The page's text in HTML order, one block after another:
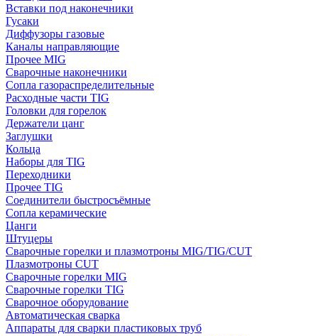
Вставки под наконечники
Гусаки
Диффузоры газовые
Каналы направляющие
Прочее MIG
Сварочные наконечники
Сопла газораспределительные
Расходные части TIG
Головки для горелок
Держатели цанг
Заглушки
Кольца
Наборы для TIG
Переходники
Прочее TIG
Соединители быстросъёмные
Сопла керамические
Цанги
Штуцеры
Сварочные горелки и плазмотроны MIG/TIG/CUT
Плазмотроны CUT
Сварочные горелки MIG
Сварочные горелки TIG
Сварочное оборудование
Автоматическая сварка
Аппараты для сварки пластиковых труб